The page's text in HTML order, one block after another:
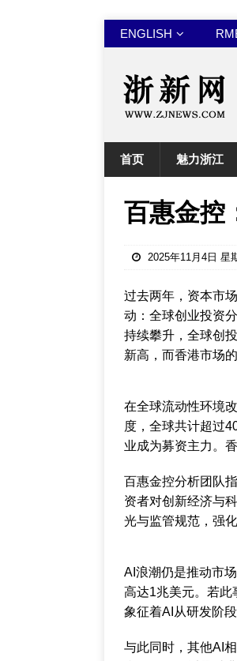
ENGLISH
首页 魅力浙江
百惠金控
2025年11月4日 星
过去两年，资本市
动：全球创业投资
持续攀升，全球创
新高，而香港市场
在全球流动性环境
度，全球共计超过
业成为募资主力。
百惠金控分析团队
资者对创新经济与
光与监管规范，强
AI浪潮仍是推动市
高达1兆美元。若此
象征着AI从研发阶
与此同时，其他AI